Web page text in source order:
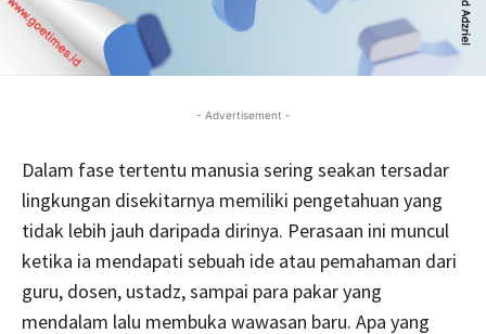
- Advertisement -
Dalam fase tertentu manusia sering seakan tersadar
lingkungan disekitarnya memiliki pengetahuan yang
tidak lebih jauh daripada dirinya. Perasaan ini muncul
ketika ia mendapati sebuah ide atau pemahaman dari
guru, dosen, ustadz, sampai para pakar yang
mendalam lalu membuka wawasan baru. Apa yang